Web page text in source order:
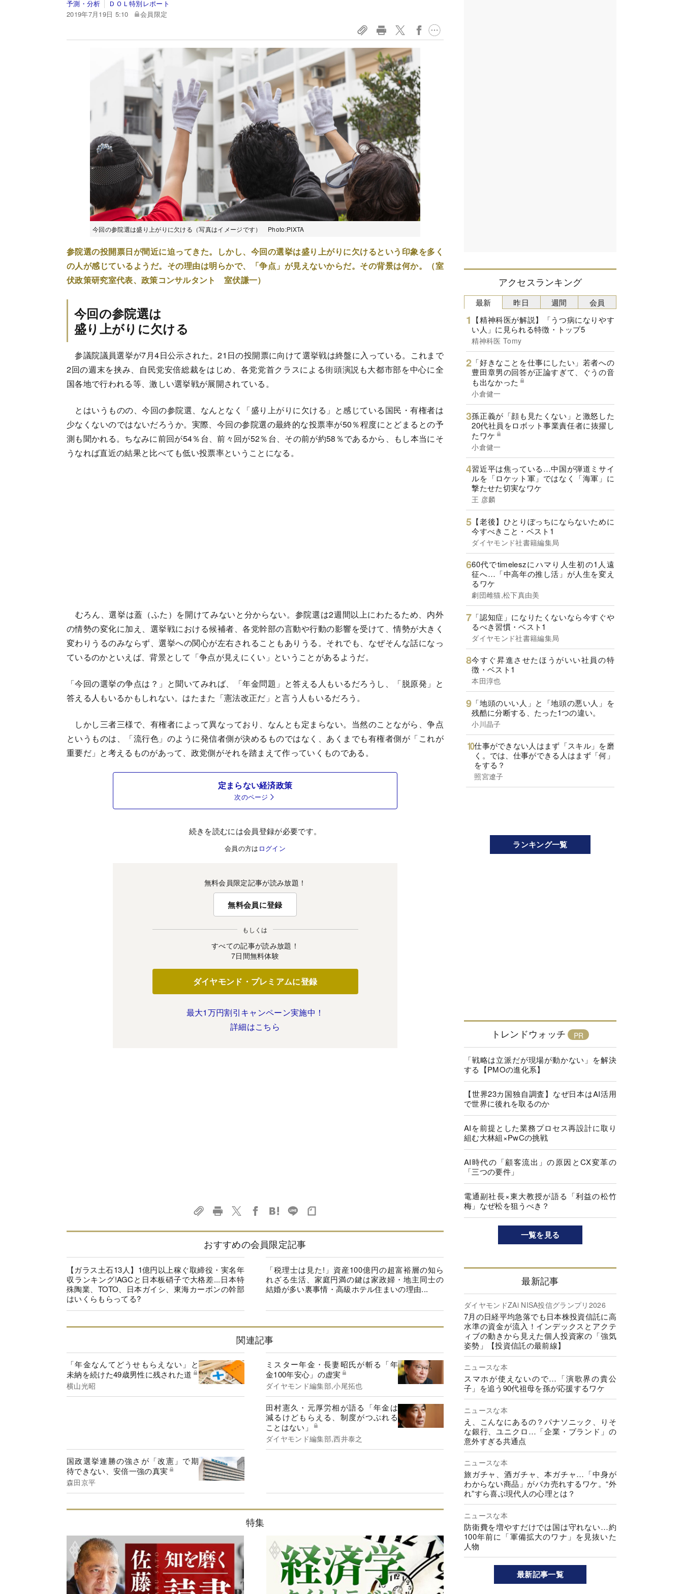
予測・分析
ＤＯＬ特別レポート
2019年7月19日 5:10
会員限定
今回の参院選は盛り上がりに欠ける（写真はイメージです） Photo:PIXTA
参院選の投開票日が間近に迫ってきた。しかし、今回の選挙は盛り上がりに欠けるという印象を多く
の人が感じているようだ。その理由は明らかで、「争点」が見えないからだ。その背景は何か。（室
伏政策研究室代表、政策コンサルタント 室伏謙一）
今回の参院選は
盛り上がりに欠ける
参議院議員選挙が7月4日公示された。21日の投開票に向けて選挙戦は終盤に入っている。これまで
2回の週末を挟み、自民党安倍総裁をはじめ、各党党首クラスによる街頭演説も大都市部を中心に全
国各地で行われる等、激しい選挙戦が展開されている。
とはいうものの、今回の参院選、なんとなく「盛り上がりに欠ける」と感じている国民・有権者は
少なくないのではないだろうか。実際、今回の参院選の最終的な投票率が50％程度にとどまるとの予
測も聞かれる。ちなみに前回が54％台、前々回が52％台、その前が約58％であるから、もし本当にそ
うなれば直近の結果と比べても低い投票率ということになる。
むろん、選挙は蓋（ふた）を開けてみないと分からない。参院選は2週間以上にわたるため、内外
の情勢の変化に加え、選挙戦における候補者、各党幹部の言動や行動の影響を受けて、情勢が大きく
変わりうるのみならず、選挙への関心が左右されることもありうる。それでも、なぜそんな話になっ
ているのかといえば、背景として「争点が見えにくい」ということがあるようだ。
「今回の選挙の争点は？」と聞いてみれば、「年金問題」と答える人もいるだろうし、「脱原発」と
答える人もいるかもしれない。はたまた「憲法改正だ」と言う人もいるだろう。
しかし三者三様で、有権者によって異なっており、なんとも定まらない。当然のことながら、争点
というものは、「流行色」のように発信者側が決めるものではなく、あくまでも有権者側が「これが
重要だ」と考えるものがあって、政党側がそれを踏まえて作っていくものである。
定まらない経済政策
次のページ
続きを読むには会員登録が必要です。
会員の方は ログイン
無料会員限定記事が読み放題！
無料会員に登録
もしくは
すべての記事が読み放題！
7日間無料体験
ダイヤモンド・プレミアムに登録
最大1万円割引キャンペーン実施中！
詳細はこちら
おすすめの会員限定記事
【ガラス土石13人】1億円以上稼ぐ取締役・実名年
収ランキング!AGCと日本板硝子で大格差...日本特
殊陶業、TOTO、日本ガイシ、東海カーボンの幹部
はいくらもらってる?
「税理士は見た!」資産100億円の超富裕層の知ら
れざる生活、家庭円満の鍵は家政婦・地主同士の
結婚が多い裏事情・高級ホテル住まいの理由...
関連記事
「年金なんてどうせもらえない」と
未納を続けた49歳男性に残された道
横山光昭
ミスター年金・長妻昭氏が斬る「年
金100年安心」の虚実
ダイヤモンド編集部,小尾拓也
田村憲久・元厚労相が語る「年金は
減るけどもらえる、制度がつぶれる
ことはない」
ダイヤモンド編集部,西井泰之
国政選挙連勝の強さが「改憲」で期
待できない、安倍一強の真実
森田京平
特集
アクセスランキング
最新
【精神科医が解説】「うつ病になりやす
い人」に見られる特徴・トップ5
精神科医 Tomy
「好きなことを仕事にしたい」若者への
豊田章男の回答が正論すぎて、ぐうの音
も出なかった
小倉健一
孫正義が「顔も見たくない」と激怒した
20代社員をロボット事業責任者に抜擢し
たワケ
小倉健一
習近平は焦っている…中国が弾道ミサイ
ルを「ロケット軍」ではなく「海軍」に
撃たせた切実なワケ
王 彦麟
【老後】ひとりぼっちにならないために
今すべきこと・ベスト1
ダイヤモンド社書籍編集局
60代でtimeleszにハマり人生初の1人遠
征へ…「中高年の推し活」が人生を変え
るワケ
劇団雌猫,松下真由美
「認知症」になりたくないなら今すぐや
るべき習慣・ベスト1
ダイヤモンド社書籍編集局
今すぐ昇進させたほうがいい社員の特
徴・ベスト1
本田淳也
「地頭のいい人」と「地頭の悪い人」を
残酷に分断する、たった1つの違い。
小川晶子
仕事ができない人はまず「スキル」を磨
く。では、仕事ができる人はまず「何」
をする？
照宮遼子
昨日 週間 会員
ランキング一覧
トレンドウォッチ
「戦略は立派だが現場が動かない」を解決
する【PMOの進化系】
【世界23カ国独自調査】なぜ日本はAI活用
で世界に後れを取るのか
AIを前提とした業務プロセス再設計に取り
組む大林組×PwCの挑戦
AI時代の「顧客流出」の原因とCX変革の
「三つの要件」
電通副社長×東大教授が語る「利益の松竹
梅」なぜ松を狙うべき？
一覧を見る
最新記事
ダイヤモンドZAi NISA投信グランプリ2026
7月の日経平均急落でも日本株投資信託に高
水準の資金が流入！インデックスとアクテ
ィブの動きから見えた個人投資家の「強気
姿勢」【投資信託の最前線】
ニュースな本
スマホが使えないので…「演歌界の貴公
子」を追う90代祖母を孫が応援するワケ
ニュースな本
え、こんなにあるの？パナソニック、りそ
な銀行、ユニクロ…「企業・ブランド」の
意外すぎる共通点
ニュースな本
旅ガチャ、酒ガチャ、本ガチャ…「中身が
わからない商品」がバカ売れするワケ。“外
れ”すら喜ぶ現代人の心理とは？
ニュースな本
防衛費を増やすだけでは国は守れない…約
100年前に「軍備拡大のワナ」を見抜いた
人物
最新記事一覧